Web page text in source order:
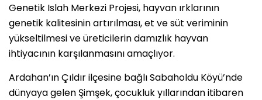
Genetik Islah Merkezi Projesi, hayvan ırklarının
genetik kalitesinin artırılması, et ve süt veriminin
yükseltilmesi ve üreticilerin damızlık hayvan
ihtiyacının karşılanmasını amaçlıyor.
Ardahan’ın Çıldır ilçesine bağlı Sabaholdu Köyü’nde
dünyaya gelen Şimşek, çocukluk yıllarından itibaren